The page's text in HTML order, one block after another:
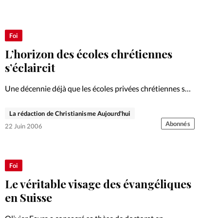
Foi
L’horizon des écoles chrétiennes
s’éclaircit
Une décennie déjà que les écoles privées chrétiennes se
la plupart a subsisté et mûri. Tour des lieux
La rédaction de Christianisme Aujourd'hui
22 Juin 2006
Abonnés
Foi
Le véritable visage des évangéliques
en Suisse